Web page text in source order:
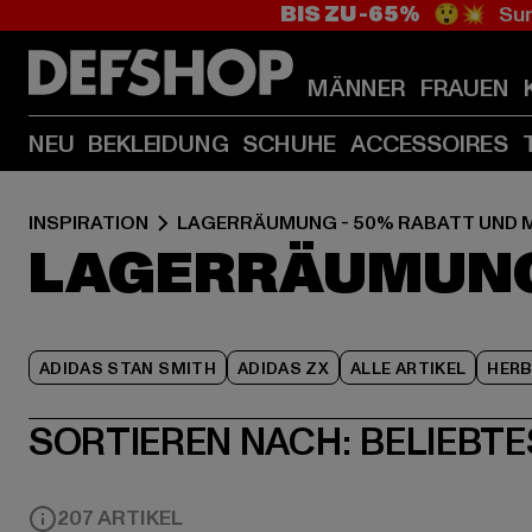
BIS ZU -65% 😲💥
MÄNNER FRAUEN
NEU BEKLEIDUNG SCHUHE ACCESSOIRES
INSPIRATION LAGERRÄUMUNG - 50% RABATT UND
ADIDAS STAN SMITH ADIDAS ZX ALLE ARTIKEL
SORTIEREN NACH:
207 ARTIKEL